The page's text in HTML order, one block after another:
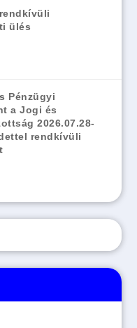
ülés
Pénzügyi
a Jogi és
2026.07.28-
rendkívüli